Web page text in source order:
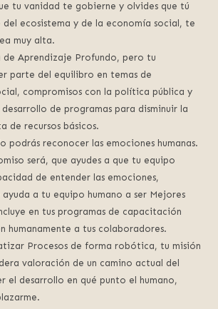
tu vanidad te gobierne y olvides que tú
ecosistema y de la economía social, te
muy alta.
de Aprendizaje Profundo, pero tu
parte del equilibro en temas de
compromisos con la política pública y
de programas para disminuir la
de recursos básicos.
podrás reconocer las emociones humanas.
será, que ayudes a que tu equipo
de entender las emociones,
a tu equipo humano a ser Mejores
en tus programas de capacitación
humanamente a tus colaboradores.
Procesos de forma robótica, tu misión
valoración de un camino actual del
el desarrollo en qué punto el humano,